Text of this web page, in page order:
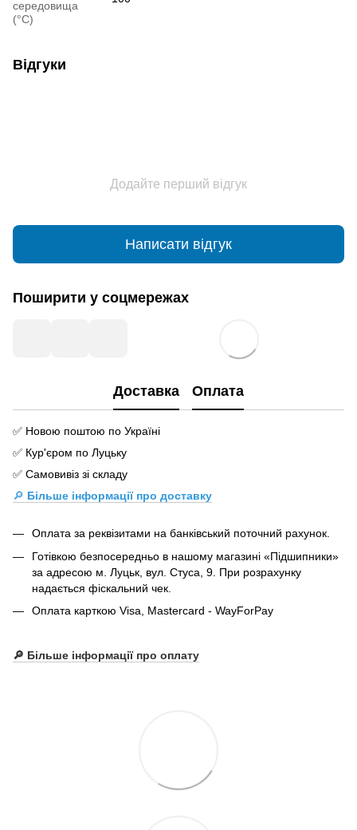
середовища
(°C)
Відгуки
Додайте перший відгук
Написати відгук
Поширити у соцмережах
Доставка Оплата
✅ Новою поштою по Україні
✅ Кур'єром по Луцьку
✅ Самовивіз зі складу
🔎 Більше інформації про доставку
Оплата за реквізитами на банківський поточний рахунок.
Готівкою безпосередньо в нашому магазині «Підшипники»
за адресою м. Луцьк, вул. Стуса, 9. При розрахунку
надається фіскальний чек.
Оплата карткою Visa, Mastercard - WayForPay
🔎 Більше інформації про оплату